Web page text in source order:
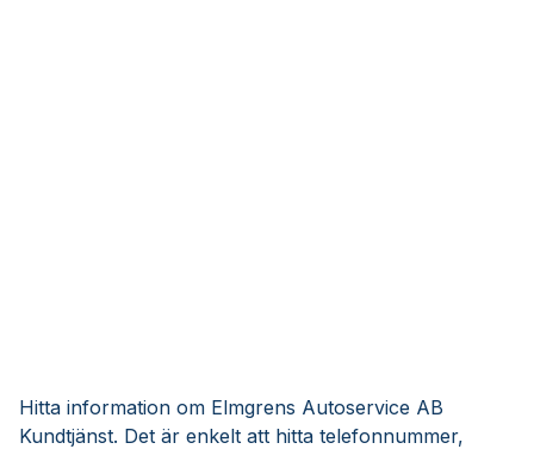
Hitta information om Elmgrens Autoservice AB
Kundtjänst. Det är enkelt att hitta telefonnummer,